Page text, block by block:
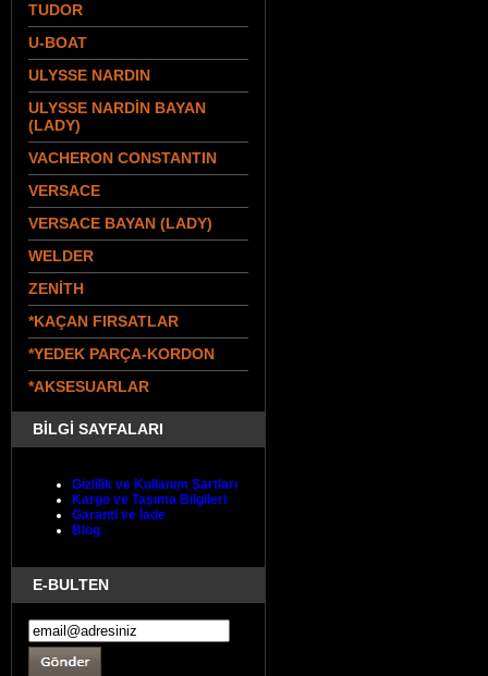
TUDOR
U-BOAT
ULYSSE NARDIN
ULYSSE NARDİN BAYAN
(LADY)
VACHERON CONSTANTIN
VERSACE
VERSACE BAYAN (LADY)
WELDER
ZENİTH
*KAÇAN FIRSATLAR
*YEDEK PARÇA-KORDON
*AKSESUARLAR
BİLGİ SAYFALARI
Gizlilik ve Kullanım Şartları
Kargo ve Taşıma Bilgileri
Garanti ve İade
Blog
E-BULTEN